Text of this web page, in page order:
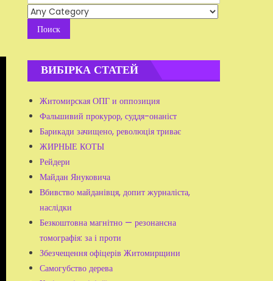
for:
ВИБІРКА СТАТЕЙ
Житомирская ОПГ и оппозиция
Фальшивий прокурор, суддя-онаніст
Барикади зачищено, революція триває
ЖИРНЫЕ КОТЫ
Рейдери
Майдан Януковича
Вбивство майданівця, допит журналіста,
наслідки
Безкоштовна магнітно — резонансна
томографія: за і проти
Збезчещення офіцерів Житомирщини
Самогубство дерева